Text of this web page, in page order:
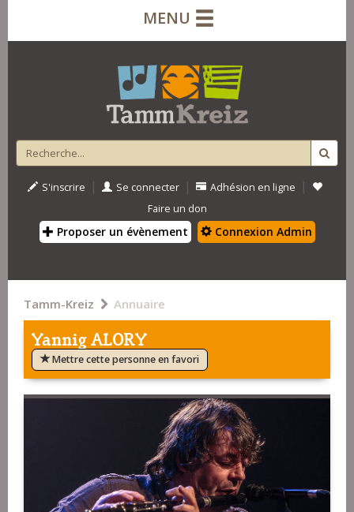
MENU
S'inscrire | Se connecter | Adhésion en ligne |
Faire un don
Proposer un évènement Connexion Admin
Tamm-Kreiz Annuaire
Yannig ALORY
Mettre cette personne en favori